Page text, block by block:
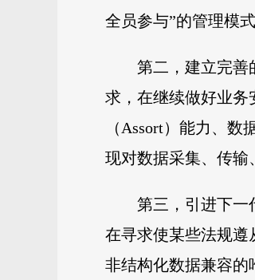
全员参与”的管理模式
第二，建立完善
求，在继续做好业务
（Assort）能力、
现对数据采集、传输
第三，引进下一
在寻求使某些法规遵
非结构化数据兼容的